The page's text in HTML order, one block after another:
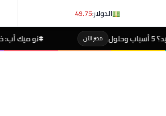
الدولار:49.75
الآن #نو ميك أب: خطوات لإطلالة